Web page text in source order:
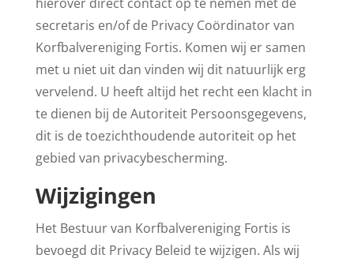
secretaris en/of de Privacy Coördinator van
Korfbalvereniging Fortis. Komen wij er samen
met u niet uit dan vinden wij dit natuurlijk erg
vervelend. U heeft altijd het recht een klacht in
te dienen bij de Autoriteit Persoonsgegevens,
dit is de toezichthoudende autoriteit op het
gebied van privacybescherming.
Wijzigingen
Het Bestuur van Korfbalvereniging Fortis is
bevoegd dit Privacy Beleid te wijzigen. Als wij